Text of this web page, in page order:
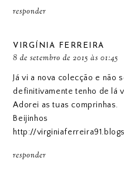
responder
VIRGÍNIA FERREIRA
8 de setembro de 2015 às 01:45
Já vi a nova colecção e não
definitivamente tenho de lá
Adorei as tuas comprinhas.
Beijinhos
http://
responder